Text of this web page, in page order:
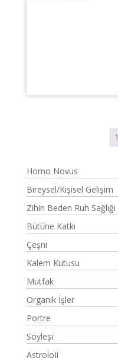
1
Homo Novus
Bireysel/Kişisel Gelişim
Zihin Beden Ruh Sağlığı
Bütüne Katkı
Çeşni
Kalem Kutusu
Mutfak
Organik İşler
Portre
Söyleşi
Astroloji